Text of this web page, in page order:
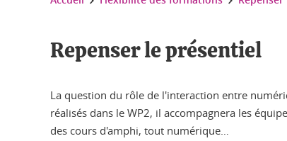
Repenser le présentiel
La question du rôle de l'interaction entre
réalisés dans le WP2, il accompagnera les
des cours d'amphi, tout numérique…